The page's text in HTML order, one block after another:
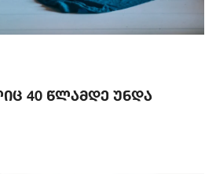
40 წლამდე უნდა